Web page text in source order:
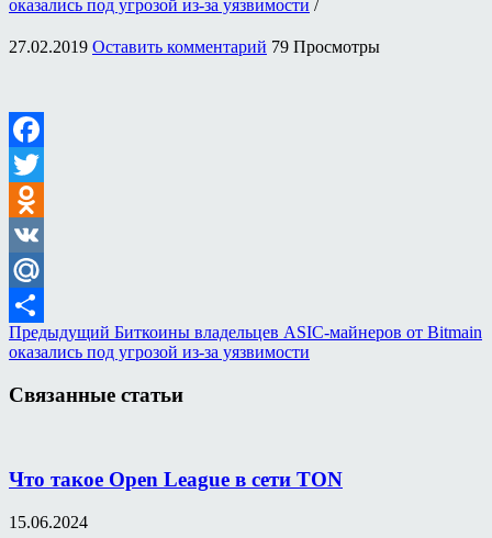
оказались под угрозой из-за уязвимости /
27.02.2019 Оставить комментарий 79 Просмотры
Facebook
Twitter
Odnoklassniki
VK
Mail.Ru
Отправить
Предыдущий Биткоины владельцев ASIC-майнеров от Bitmain
оказались под угрозой из-за уязвимости
Связанные статьи
Что такое Open League в сети TON
15.06.2024